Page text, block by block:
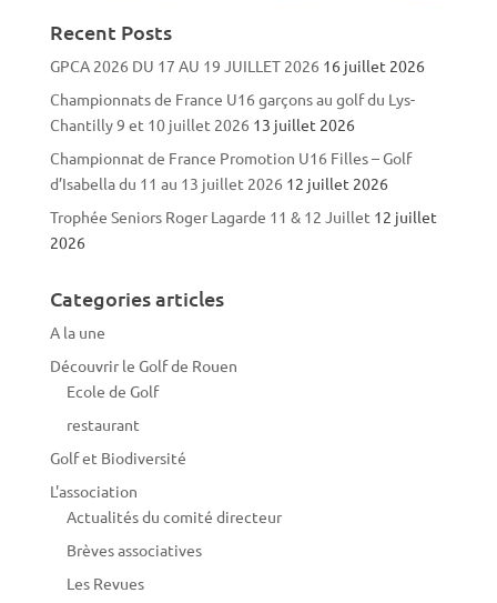
Recent Posts
GPCA 2026 DU 17 AU 19 JUILLET 2026 16 juillet 2026
Championnats de France U16 garçons au golf du Lys-
Chantilly 9 et 10 juillet 2026 13 juillet 2026
Championnat de France Promotion U16 Filles – Golf
d’Isabella du 11 au 13 juillet 2026 12 juillet 2026
Trophée Seniors Roger Lagarde 11 & 12 Juillet 12 juillet
2026
Categories articles
A la une
Découvrir le Golf de Rouen
Ecole de Golf
restaurant
Golf et Biodiversité
L'association
Actualités du comité directeur
Brèves associatives
Les Revues